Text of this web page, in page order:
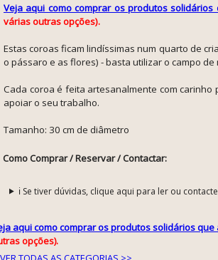
Veja aqui como comprar os produtos
várias outras opções).
Estas coroas ficam lindíssimas num quarto de
o pássaro e as flores) - basta utilizar o campo
Cada coroa é feita artesanalmente com
apoiar o seu trabalho.
Tamanho: 30 cm de diâmetro
Como Comprar / Reservar / Contactar:
ℹ️ Se tiver dúvidas, clique aqui para ler ou
aqui como comprar os produtos solidários
opções).